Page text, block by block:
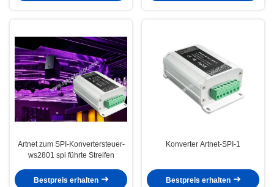
Artnet zum SPI-Konvertersteuer-
ws2801 spi führte Streifen
Bestpreis erhalten
Konverter Artnet-SPI-1
Bestpreis erhalten